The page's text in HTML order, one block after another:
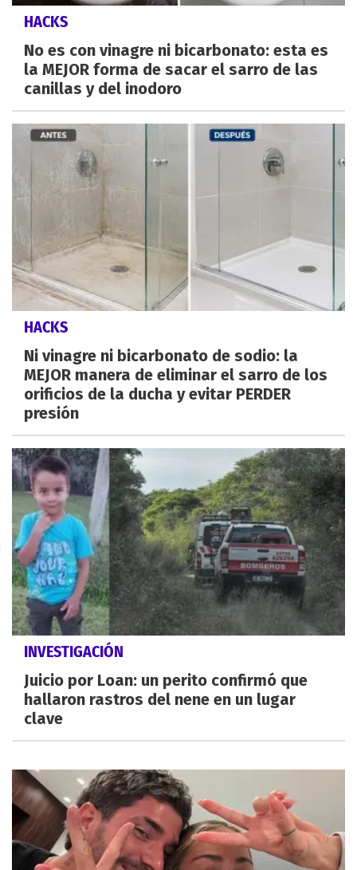
HACKS
No es con vinagre ni bicarbonato: esta es
la MEJOR forma de sacar el sarro de las
canillas y del inodoro
HACKS
Ni vinagre ni bicarbonato de sodio: la
MEJOR manera de eliminar el sarro de los
orificios de la ducha y evitar PERDER
presión
INVESTIGACIÓN
Juicio por Loan: un perito confirmó que
hallaron rastros del nene en un lugar
clave